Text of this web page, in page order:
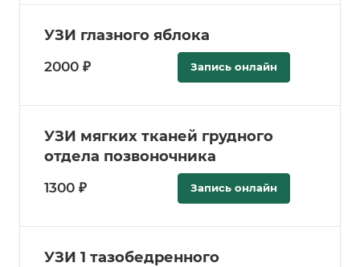
УЗИ глазного яблока
2000 ₽ Запись онлайн
УЗИ мягких тканей грудного
отдела позвоночника
1300 ₽ Запись онлайн
УЗИ 1 тазобедренного